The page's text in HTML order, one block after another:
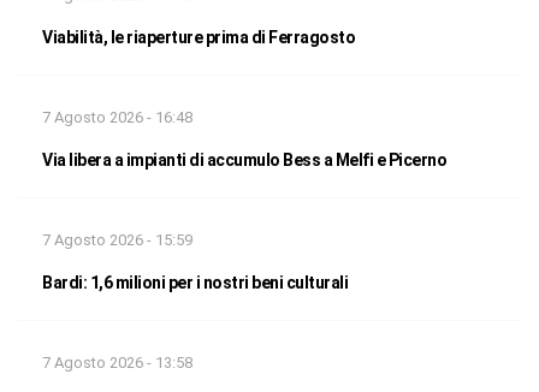
Viabilità, le riaperture prima di Ferragosto
7 Agosto 2026 - 16:48
Via libera a impianti di accumulo Bess a Melfi e Picerno
7 Agosto 2026 - 15:59
Bardi: 1,6 milioni per i nostri beni culturali
7 Agosto 2026 - 13:58